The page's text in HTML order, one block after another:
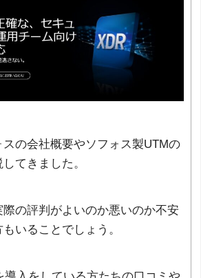
の会社概要やソフォス製UTMの
てきました。
の評判がよいのか悪いのか不安
いることでしょう。